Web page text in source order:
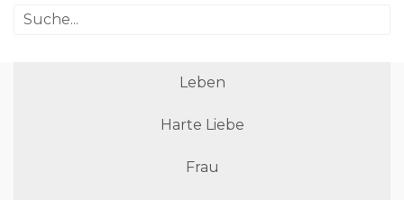
Leben
Harte Liebe
Frau